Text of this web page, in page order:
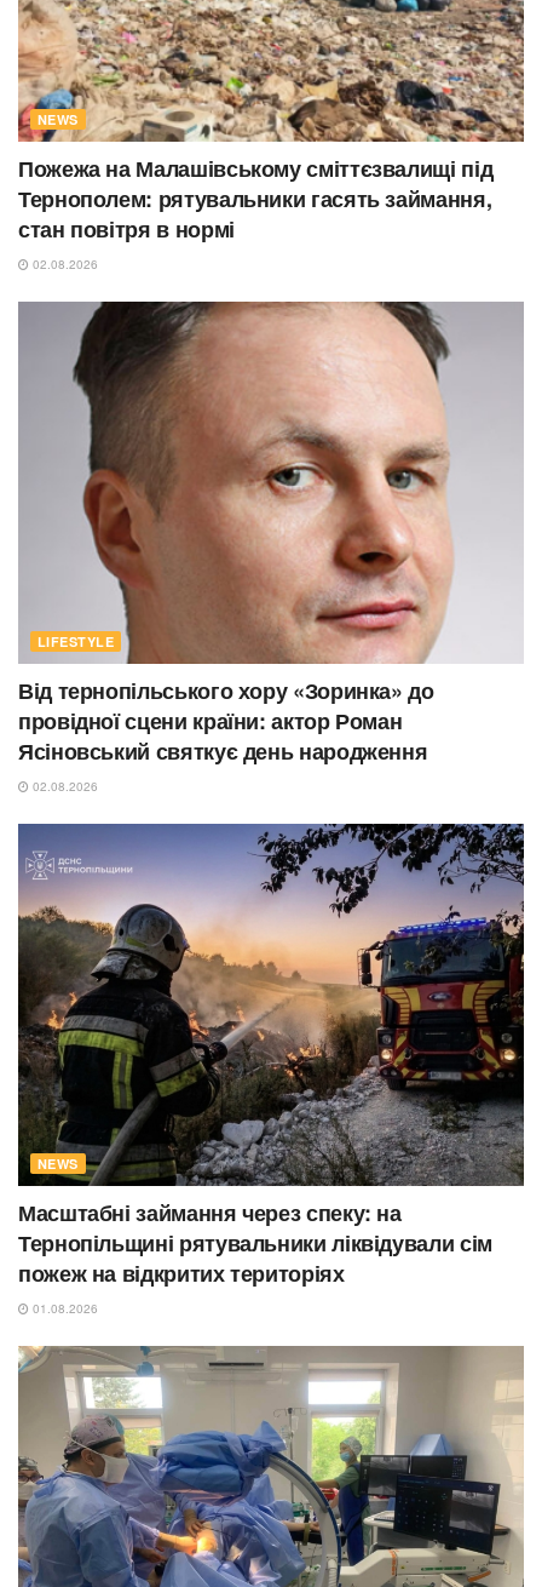
NEWS
Пожежа на Малашівському сміттєзвалищі під
Тернополем: рятувальники гасять займання,
стан повітря в нормі
02.08.2026
LIFESTYLE
Від тернопільського хору «Зоринка» до
провідної сцени країни: актор Роман
Ясіновський святкує день народження
02.08.2026
NEWS
Масштабні займання через спеку: на
Тернопільщині рятувальники ліквідували сім
пожеж на відкритих територіях
01.08.2026